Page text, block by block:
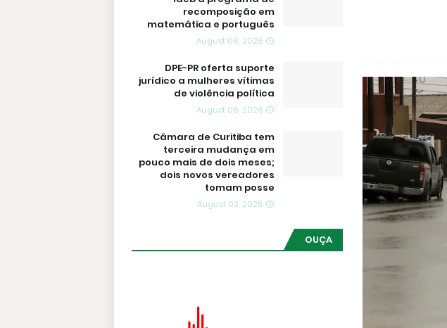
recomposição em
matemática e português
August 06, 2026
DPE-PR oferta suporte
jurídico a mulheres vítimas
de violência política
August 06, 2026
Câmara de Curitiba tem
terceira mudança em
pouco mais de dois meses;
dois novos vereadores
tomam posse
August 03, 2026
OUÇA